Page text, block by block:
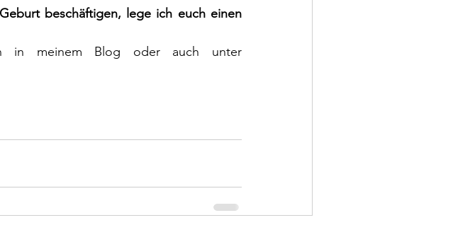
beschäftigen, lege ich euch einen